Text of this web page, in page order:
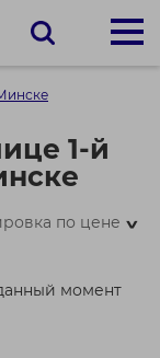
1-й
по цене>
момент